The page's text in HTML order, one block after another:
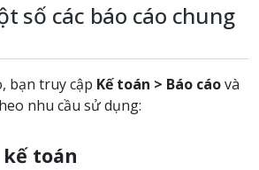
số các báo cáo chung
bạn truy cập Kế toán > Báo cáovà
nhu cầu sử dụng:
toán